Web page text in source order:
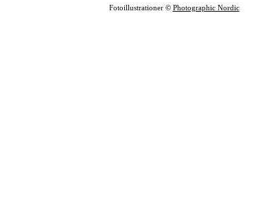
Fotoillustrationer © Photographic Nordic